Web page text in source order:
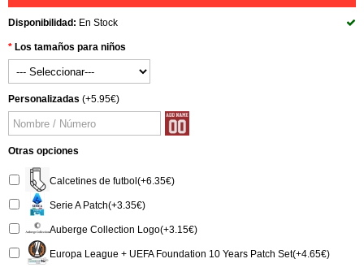
Disponibilidad: En Stock
Los tamaños para niños
Personalizadas (+5.95€)
Otras opciones
Calcetines de futbol(+6.35€)
Serie A Patch(+3.35€)
Auberge Collection Logo(+3.15€)
Europa League + UEFA Foundation 10 Years Patch Set(+4.65€)